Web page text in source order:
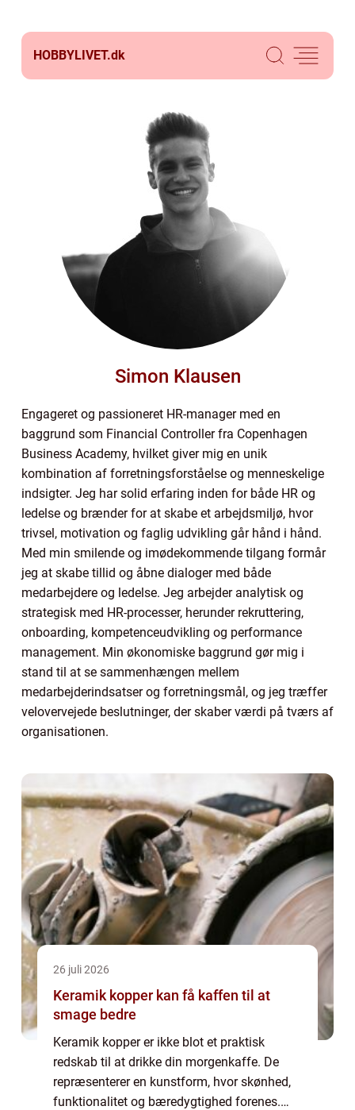
HOBBYLIVET.dk
Simon Klausen
Engageret og passioneret HR-manager med en
baggrund som Financial Controller fra Copenhagen
Business Academy, hvilket giver mig en unik
kombination af forretningsforståelse og menneskelige
indsigter. Jeg har solid erfaring inden for både HR og
ledelse og brænder for at skabe et arbejdsmiljø, hvor
trivsel, motivation og faglig udvikling går hånd i hånd.
Med min smilende og imødekommende tilgang formår
jeg at skabe tillid og åbne dialoger med både
medarbejdere og ledelse. Jeg arbejder analytisk og
strategisk med HR-processer, herunder rekruttering,
onboarding, kompetenceudvikling og performance
management. Min økonomiske baggrund gør mig i
stand til at se sammenhængen mellem
medarbejderindsatser og forretningsmål, og jeg træffer
velovervejede beslutninger, der skaber værdi på tværs af
organisationen.
26 juli 2026
Keramik kopper kan få kaffen til at
smage bedre
Keramik kopper er ikke blot et praktisk
redskab til at drikke din morgenkaffe. De
repræsenterer en kunstform, hvor skønhed,
funktionalitet og bæredygtighed forenes.